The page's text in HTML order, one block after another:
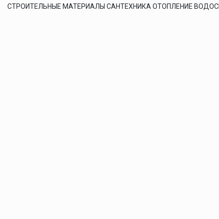
СТРОИТЕЛЬНЫЕ МАТЕРИАЛЫ САНТЕХНИКА ОТОПЛЕНИЕ